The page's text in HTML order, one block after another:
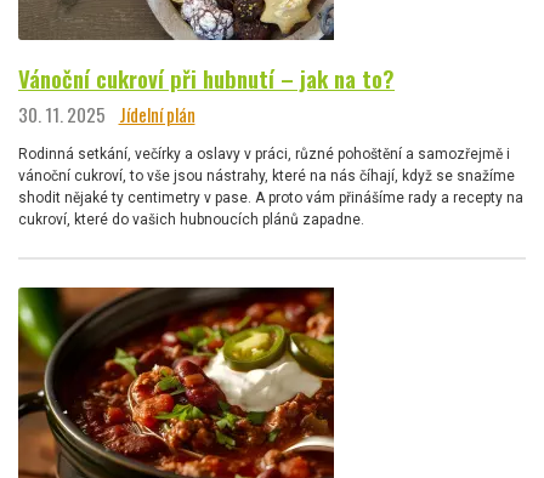
Vánoční cukroví při hubnutí – jak na to?
30. 11. 2025 Jídelní plán
Rodinná setkání, večírky a oslavy v práci, různé pohoštění a samozřejmě i
vánoční cukroví, to vše jsou nástrahy, které na nás číhají, když se snažíme
shodit nějaké ty centimetry v pase. A proto vám přinášíme rady a recepty na
cukroví, které do vašich hubnoucích plánů zapadne.